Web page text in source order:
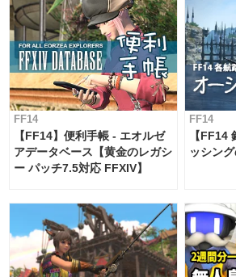
FF14
【FF14】便利手帳 - エオルゼ
アデータベース【黄金のレガシ
ー パッチ7.5対応 FFXIV】
FF14
【FF14
ッシン